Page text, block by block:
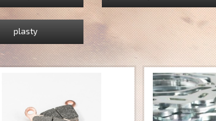
plasty